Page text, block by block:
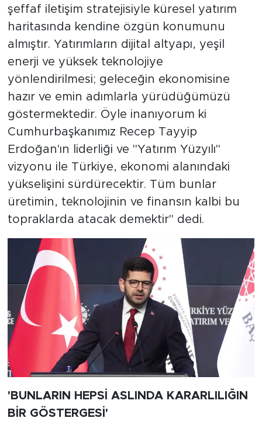
şeffaf iletişim stratejisiyle küresel yatırım
haritasında kendine özgün konumunu
almıştır. Yatırımların dijital altyapı, yeşil
enerji ve yüksek teknolojiye
yönlendirilmesi; geleceğin ekonomisine
hazır ve emin adımlarla yürüdüğümüzü
göstermektedir. Öyle inanıyorum ki
Cumhurbaşkanımız Recep Tayyip
Erdoğan'ın liderliği ve "Yatırım Yüzyılı"
vizyonu ile Türkiye, ekonomi alanındaki
yükselişini sürdürecektir. Tüm bunlar
üretimin, teknolojinin ve finansın kalbi bu
topraklarda atacak demektir" dedi.
'BUNLARIN HEPSİ ASLINDA KARARLILIĞIN
BİR GÖSTERGESİ'